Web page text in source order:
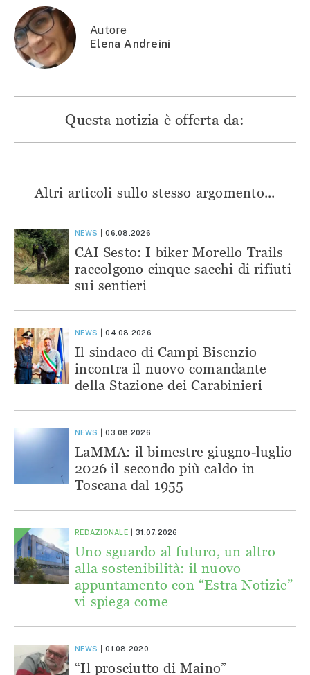
Autore
Elena Andreini
Questa notizia è offerta da:
Altri articoli sullo stesso argomento...
NEWS 06.08.2026
CAI Sesto: I biker Morello Trails
raccolgono cinque sacchi di rifiuti
sui sentieri
NEWS 04.08.2026
Il sindaco di Campi Bisenzio
incontra il nuovo comandante
della Stazione dei Carabinieri
NEWS 03.08.2026
LaMMA: il bimestre giugno-luglio
2026 il secondo più caldo in
Toscana dal 1955
REDAZIONALE 31.07.2026
Uno sguardo al futuro, un altro
alla sostenibilità: il nuovo
appuntamento con “Estra Notizie”
vi spiega come
NEWS 01.08.2020
“Il prosciutto di Maino”